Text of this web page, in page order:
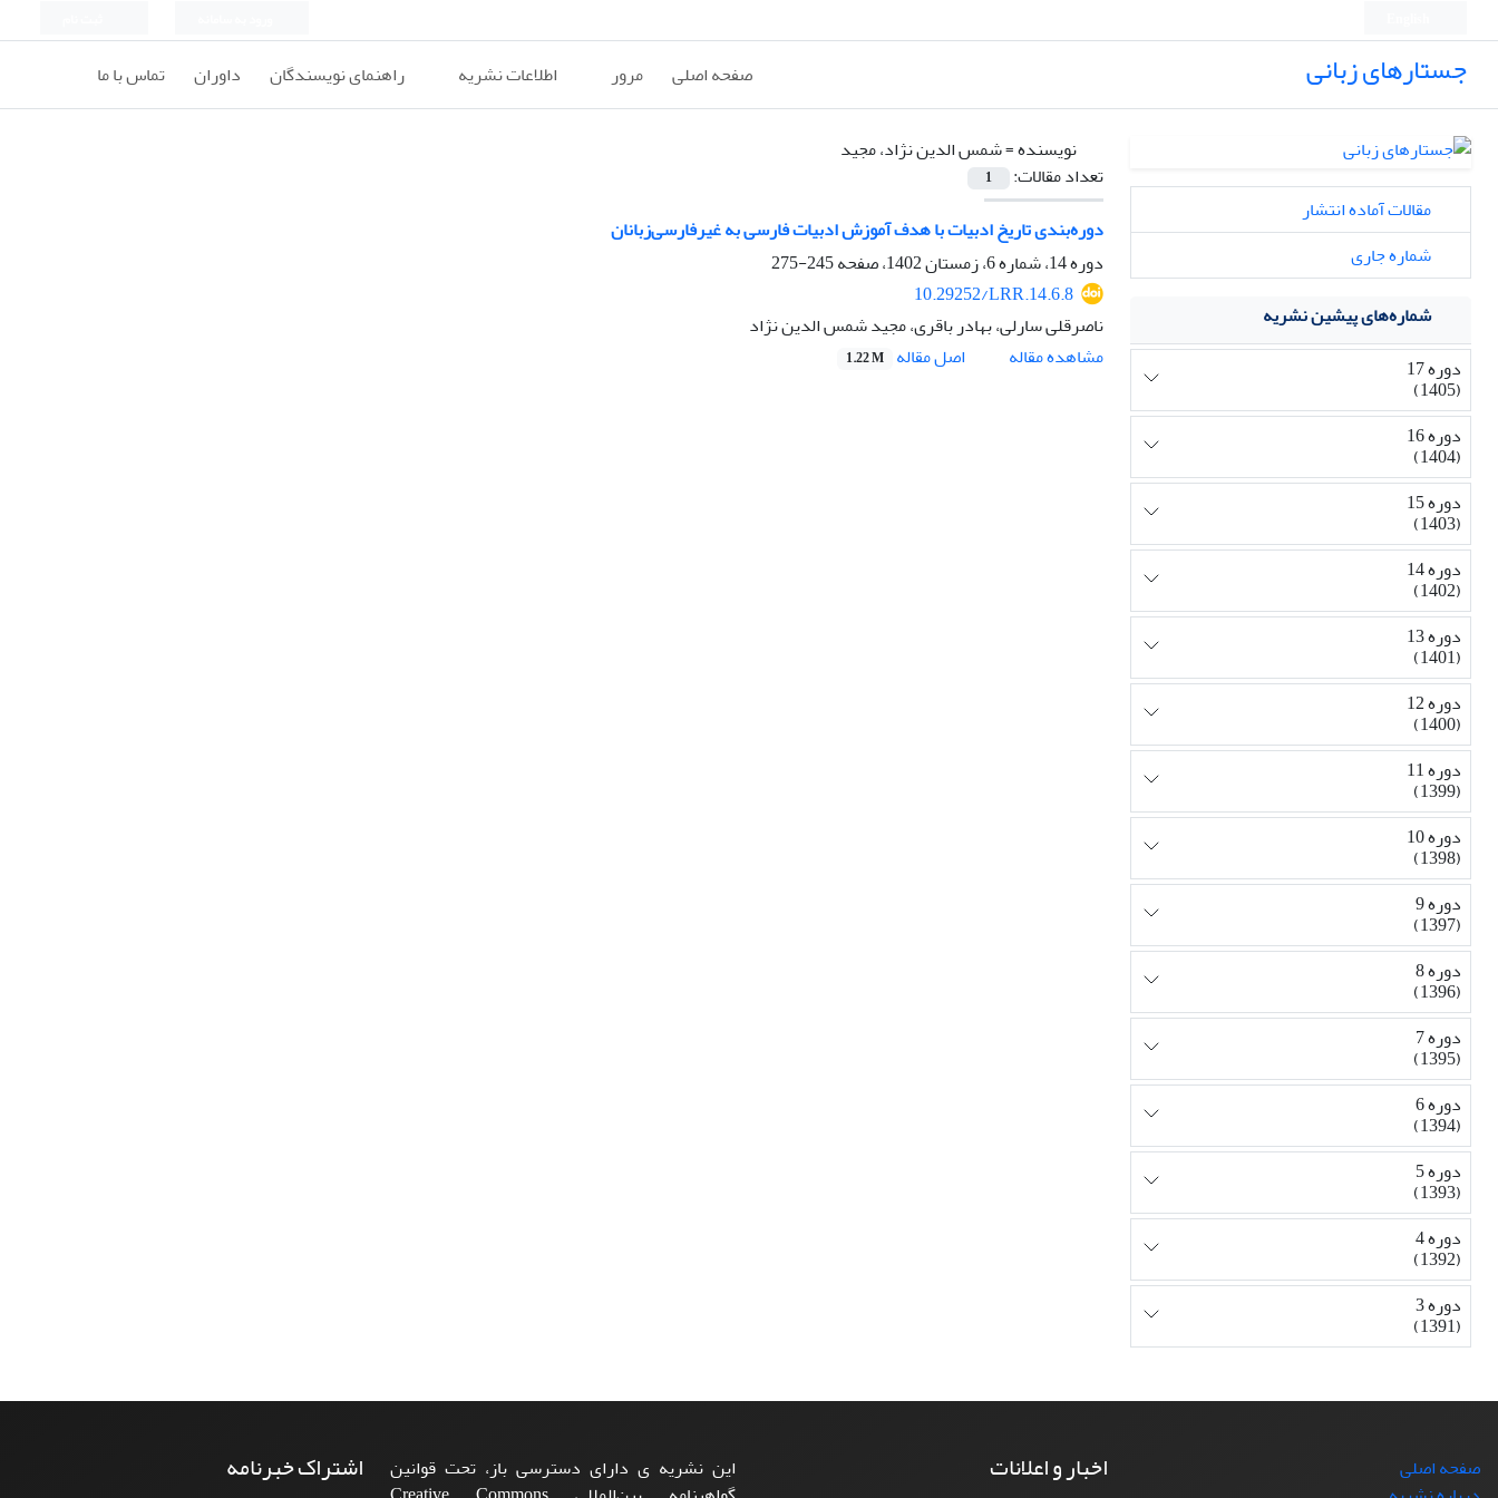
جستارهای زبانی صفحه اصلی مرور اطلاعات نشریه راهنمای نویسندگان داوران تماس با ما
نویسنده =شمس الدین نژاد، مجید
تعداد مقالات:
1
دوره‌بندی تاریخ ادبیات با هدف آموزش ادبیات فارسی به غیرفارسی‌زبانان
دوره 14، شماره 6، زمستان 1402، صفحه
245-275
10.29252/LRR.14.6.8
ناصرقلی سارلی، بهادر باقری، مجید شمس الدین نژاد
مشاهده مقاله
اصل مقاله 1.22 M
مقالات آماده انتشار
شماره جاری
شماره‌های پیشین نشریه
دوره 17
(1405)
دوره 16
(1404)
دوره 15
(1403)
دوره 14
(1402)
دوره 13
(1401)
دوره 12
(1400)
دوره 11
(1399)
دوره 10
(1398)
دوره 9
(1397)
دوره 8
(1396)
دوره 7
(1395)
دوره 6
(1394)
دوره 5
(1393)
دوره 4
(1392)
دوره 3
(1391)
صفحه اصلی
اخبار و اعلانات
این نشریه ی دارای دسترسی باز، تحت قوانین
اشتراک خبرنامه